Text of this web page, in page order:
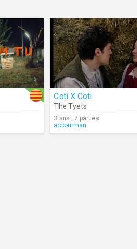
Coti X Coti
The Tyets
3 ans | 7 parties
acbourman